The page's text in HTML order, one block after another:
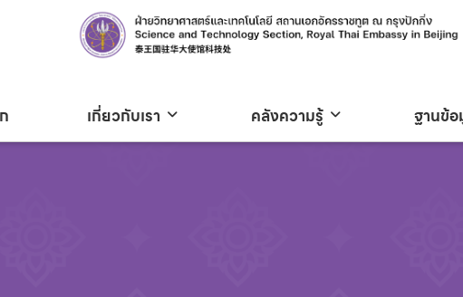
เกี่ยวกับเรา คลังความรู้ ฐานข้